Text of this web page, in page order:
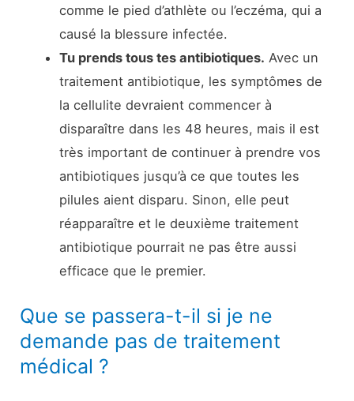
comme le pied d’athlète ou l’eczéma, qui a
causé la blessure infectée.
Tu prends tous tes antibiotiques. Avec un
traitement antibiotique, les symptômes de
la cellulite devraient commencer à
disparaître dans les 48 heures, mais il est
très important de continuer à prendre vos
antibiotiques jusqu’à ce que toutes les
pilules aient disparu. Sinon, elle peut
réapparaître et le deuxième traitement
antibiotique pourrait ne pas être aussi
efficace que le premier.
Que se passera-t-il si je ne
demande pas de traitement
médical ?